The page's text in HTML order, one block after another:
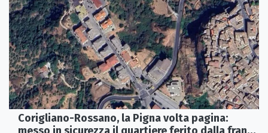
Corigliano-Rossano, la Pigna volta pagina: